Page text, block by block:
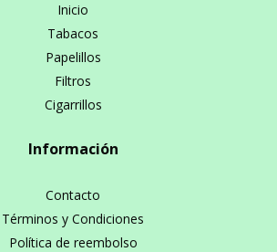
Inicio
Tabacos
Papelillos
Filtros
Cigarrillos
Información
Contacto
Términos y Condiciones
Política de reembolso